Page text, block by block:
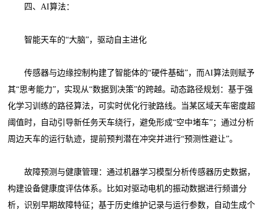
四、AI算法：
智能天车的“大脑”，驱动自主进化
传感器与边缘控制构建了智能体的“硬件基础”，而AI算法则赋予
其“思考能力”，实现从“数据到决策”的跨越。动态路径规划：基于强
化学习训练的路径算法，可实时优化行驶路线。当某区域天车密度超
阈值时，自动引导新任务天车绕行，避免形成“空中堵车”；通过分析
周边天车的运行轨迹，提前预判潜在冲突并进行“预测性避让”。
故障预测与健康管理：通过机器学习模型分析传感器历史数据，
构建设备健康度评估体系。比如对驱动电机的振动数据进行频谱分
析，识别早期故障特征；基于历史维护记录与运行参数，自动生成个